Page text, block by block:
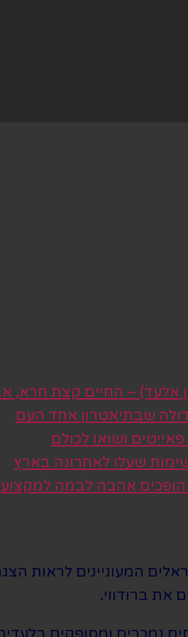
אלעד) – החיים קצת חרא,
שבתיאטרון אחד העם
ושואו לכולם
שעלו לאחרונה בארץ
הופכים אהבה לבמה למקצוע
המעוניינים לראות
את ברודווי.